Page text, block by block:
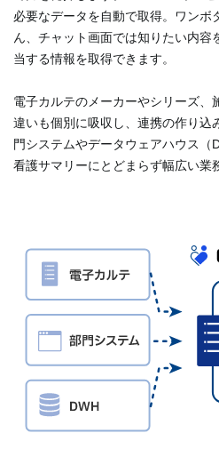
必要なデータを自動で取得。ワンボ
ん、チャット画面では知りたい内容
当する情報を取得できます。
電子カルテのメーカーやシリーズ、
違いも個別に吸収し、連携の作り込
門システムやデータウェアハウス（
看護サマリーにとどまらず幅広い業